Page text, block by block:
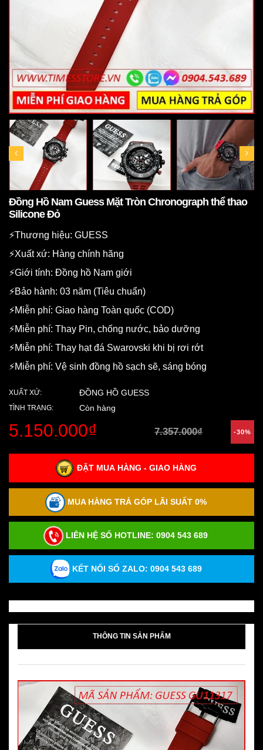
Đồng Hồ Nam Guess Mặt Tròn Chronograph thể thao
Silicone Đỏ
⚡️Thương hiệu: GUESS
⚡️Xuất xứ: Hàng chính hãng
⚡️Giới tính: Đồng hồ Nam giới
⚡️Bảo hành: 03 năm (Tiêu chuẩn)
⚡️Miễn phí: Giao hàng Toàn quốc (COD)
⚡️Miễn phí: Thay Pin, chống nước, bảo dưỡng
⚡️Miễn phí: Thay hạt đá Swarovski khi bị rơi rớt
⚡️Miễn phí: Vệ sinh đồng hồ sạch sẽ, sáng bóng
XUẤT XỨ: ĐỒNG HỒ GUESS
TÌNH TRẠNG: Còn hàng
5.150.000₫ 7.357.000₫ -30%
ĐẶT MUA HÀNG - GIAO HÀNG
MUA HÀNG TRẢ GÓP LÃI SUẤT 0%
LIÊN HỆ SỐ HOTLINE: 0904 543 689
KẾT NỐI SỐ ZALO: 0904 543 689
THÔNG TIN SẢN PHẨM